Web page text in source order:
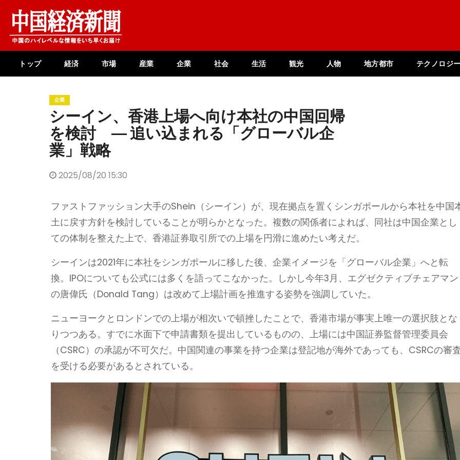
content
トップ 経済 市場 産業 企業 社会 生活 観光 人物 地方都市 テクノロジ
企業
シーイン、香港上場へ向け本社の中国回帰
を検討 ― 追い込まれる「グローバル企
業」戦略
2025/08/20 15:30
ファストファッション大手のShein（シーイン）が、現在拠点を置くシンガポールから本社を中国
土に戻す方針を検討していることが明らかとなった。複数の関係者によれば、同社は中国企業とし
ての体制を整えた上で、香港証券取引所での上場を円滑に進めたい考えだ。
シーインは2021年に本社をシンガポールに移した後、企業イメージを「グローバル企業」へと転
換。IPOについても公式には多くを語ってこなかった。しかし今年3月、エグゼクティブチェアマン
の唐偉氏（Donald Tang）は改めて上場計画を推進する姿勢を強調していた。
ニューヨークとロンドンでの上場が相次いで頓挫したことで、香港市場が事実上唯一の選択肢とな
りつつある。すでに水面下で申請書類を提出しているものの、上場には中国証券監督管理委員会
（CSRC）の承認が不可欠だ。中国関連の事業を持つ企業は登記地が海外であっても、CSRCの審
を受ける必要があるとされている。